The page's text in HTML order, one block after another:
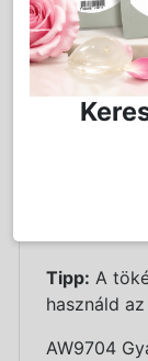
800ml-
Tipp: A
használd
AW9704